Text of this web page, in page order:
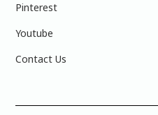
Pinterest
Youtube
Contact Us